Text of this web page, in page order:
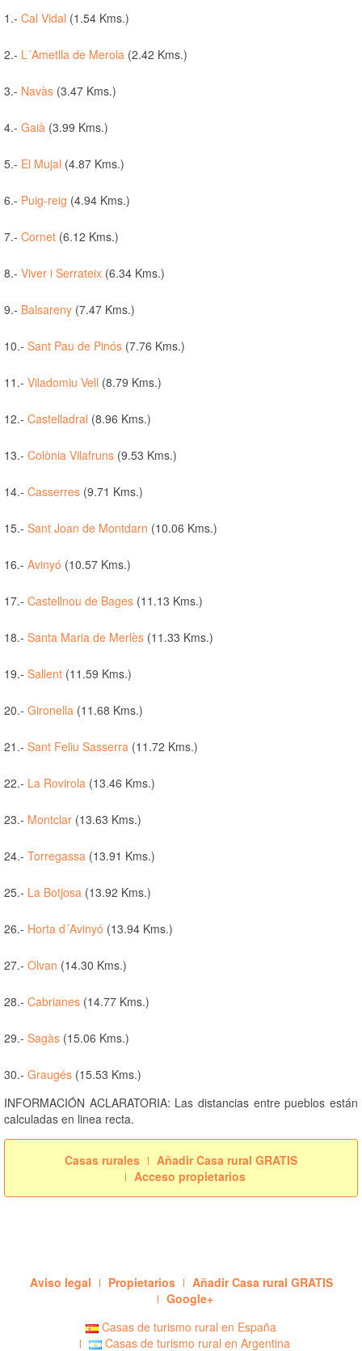
1.- Cal Vidal (1.54 Kms.)
2.- L´Ametlla de Merola (2.42 Kms.)
3.- Navàs (3.47 Kms.)
4.- Gaià (3.99 Kms.)
5.- El Mujal (4.87 Kms.)
6.- Puig-reig (4.94 Kms.)
7.- Cornet (6.12 Kms.)
8.- Viver i Serrateix (6.34 Kms.)
9.- Balsareny (7.47 Kms.)
10.- Sant Pau de Pinós (7.76 Kms.)
11.- Viladomiu Vell (8.79 Kms.)
12.- Castelladral (8.96 Kms.)
13.- Colònia Vilafruns (9.53 Kms.)
14.- Casserres (9.71 Kms.)
15.- Sant Joan de Montdarn (10.06 Kms.)
16.- Avinyó (10.57 Kms.)
17.- Castellnou de Bages (11.13 Kms.)
18.- Santa Maria de Merlès (11.33 Kms.)
19.- Sallent (11.59 Kms.)
20.- Gironella (11.68 Kms.)
21.- Sant Feliu Sasserra (11.72 Kms.)
22.- La Rovirola (13.46 Kms.)
23.- Montclar (13.63 Kms.)
24.- Torregassa (13.91 Kms.)
25.- La Botjosa (13.92 Kms.)
26.- Horta d´Avinyó (13.94 Kms.)
27.- Olvan (14.30 Kms.)
28.- Cabrianes (14.77 Kms.)
29.- Sagàs (15.06 Kms.)
30.- Graugés (15.53 Kms.)
INFORMACIÓN ACLARATORIA: Las distancias entre pueblos están
calculadas en linea recta.
Casas rurales
Añadir Casa rural GRATIS
Acceso propietarios
Aviso legal Propietarios
Añadir Casa rural GRATIS
Google+
Casas de turismo rural en España
Casas de turismo rural en Argentina